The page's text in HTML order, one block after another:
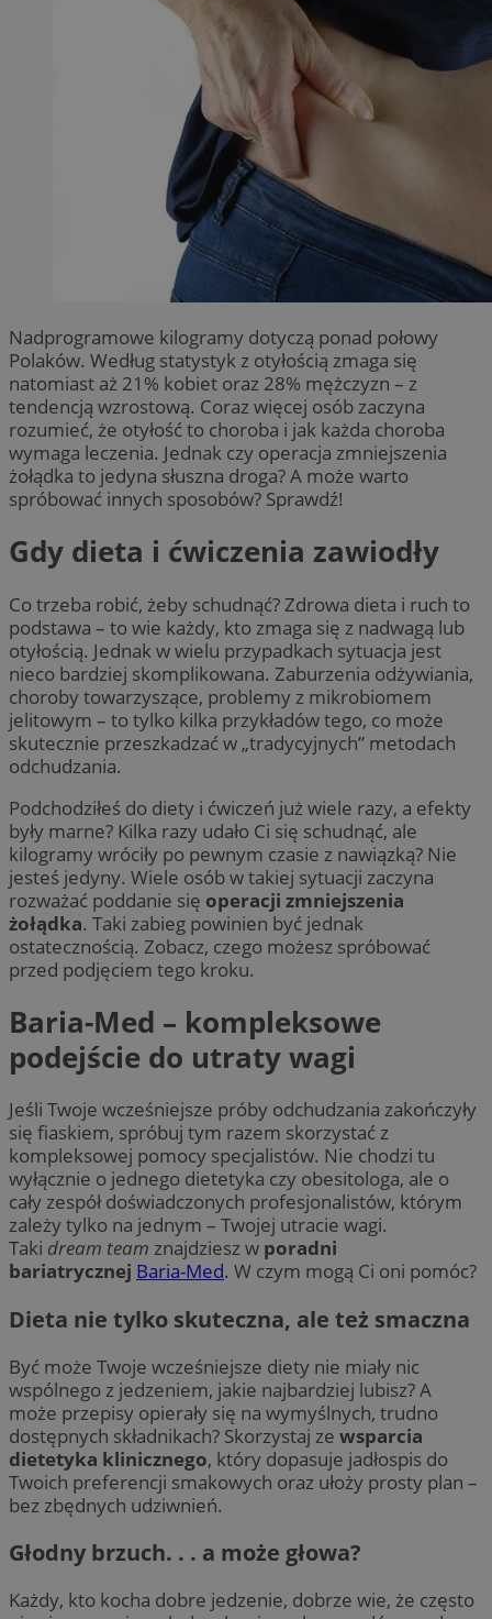
Nadprogramowe kilogramy dotyczą ponad połowy
Polaków. Według statystyk z otyłością zmaga się
natomiast aż 21% kobiet oraz 28% mężczyzn – z
tendencją wzrostową. Coraz więcej osób zaczyna
rozumieć, że otyłość to choroba i jak każda choroba
wymaga leczenia. Jednak czy operacja zmniejszenia
żołądka to jedyna słuszna droga? A może warto
spróbować innych sposobów? Sprawdź!
Gdy dieta i ćwiczenia zawiodły
Co trzeba robić, żeby schudnąć? Zdrowa dieta i ruch to
podstawa – to wie każdy, kto zmaga się z nadwagą lub
otyłością. Jednak w wielu przypadkach sytuacja jest
nieco bardziej skomplikowana. Zaburzenia odżywiania,
choroby towarzyszące, problemy z mikrobiomem
jelitowym – to tylko kilka przykładów tego, co może
skutecznie przeszkadzać w „tradycyjnych” metodach
odchudzania.
Podchodziłeś do diety i ćwiczeń już wiele razy, a efekty
były marne? Kilka razy udało Ci się schudnąć, ale
kilogramy wróciły po pewnym czasie z nawiązką? Nie
jesteś jedyny. Wiele osób w takiej sytuacji zaczyna
rozważać poddanie się operacji zmniejszenia
żołądka. Taki zabieg powinien być jednak
ostatecznością. Zobacz, czego możesz spróbować
przed podjęciem tego kroku.
Baria-Med – kompleksowe
podejście do utraty wagi
Jeśli Twoje wcześniejsze próby odchudzania zakończyły
się fiaskiem, spróbuj tym razem skorzystać z
kompleksowej pomocy specjalistów. Nie chodzi tu
wyłącznie o jednego dietetyka czy obesitologa, ale o
cały zespół doświadczonych profesjonalistów, którym
zależy tylko na jednym – Twojej utracie wagi.
Taki dream team znajdziesz w poradni
bariatrycznej Baria-Med. W czym mogą Ci oni pomóc?
Dieta nie tylko skuteczna, ale też smaczna
Być może Twoje wcześniejsze diety nie miały nic
wspólnego z jedzeniem, jakie najbardziej lubisz? A
może przepisy opierały się na wymyślnych, trudno
dostępnych składnikach? Skorzystaj ze wsparcia
dietetyka klinicznego, który dopasuje jadłospis do
Twoich preferencji smakowych oraz ułoży prosty plan –
bez zbędnych udziwnień.
Głodny brzuch. . . a może głowa?
Każdy, kto kocha dobre jedzenie, dobrze wie, że często